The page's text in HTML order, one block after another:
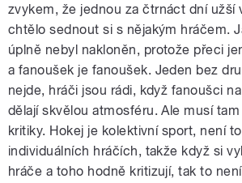
zvykem, že jednou za čtrnáct dní užší
chtělo sednout si s nějakým hráčem.
úplně nebyl nakloněn, protože přeci
a fanoušek je fanoušek. Jeden bez
nejde, hráči jsou rádi, když fanoušci
dělají skvělou atmosféru. Ale musí
kritiky. Hokej je kolektivní sport, není
individuálních hráčích, takže když si
hráče a toho hodně kritizují, tak to